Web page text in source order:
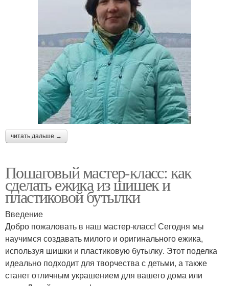
читать дальше →
Пошаговый мастер-класс: как
сделать ежика из шишек и
пластиковой бутылки
Введение
Добро пожаловать в наш мастер-класс! Сегодня мы
научимся создавать милого и оригинального ежика,
используя шишки и пластиковую бутылку. Этот поделка
идеально подходит для творчества с детьми, а также
станет отличным украшением для вашего дома или